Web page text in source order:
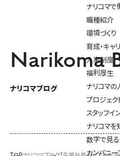
ナリコマで
職種紹介
環境づくり
育成・キャ
人事制度
福利厚生
ナリコマの
プロジェク
スタッフイ
ナリコマを
数字で見る
カンパニー
Narikoma
ナリコマブログ